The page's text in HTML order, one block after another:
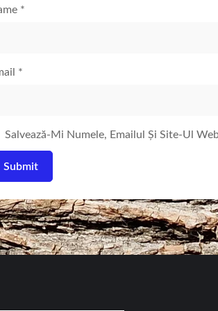
*
*
Salvează-Mi Numele, Emailul Și Site-Ul